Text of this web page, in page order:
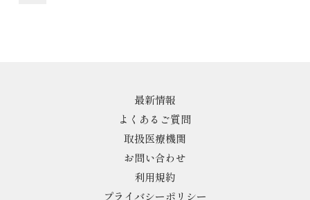
最新情報
よくあるご質問
取扱医療機関
お問い合わせ
利用規約
プライバシーポリシー